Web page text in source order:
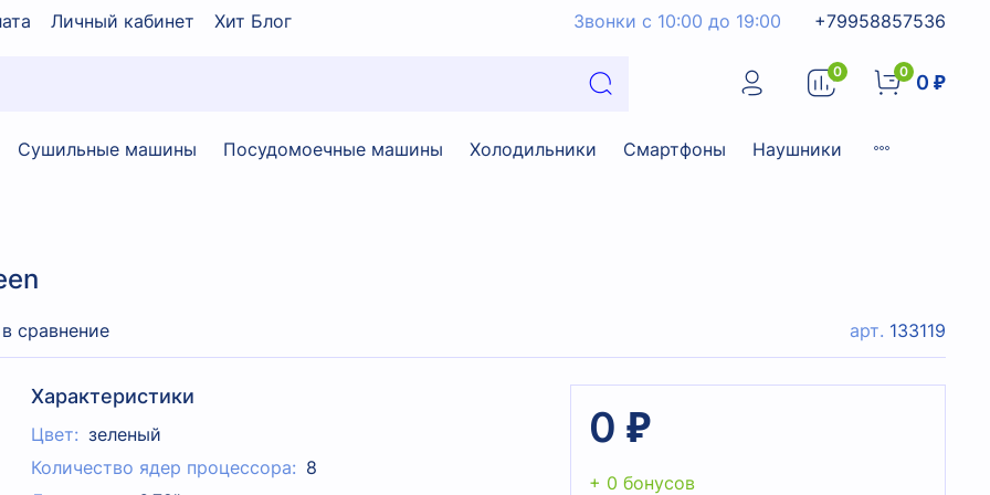
Личный кабинет Хит Блог Звонки с 10:00 до 19:00 +79958857536
0 0 0 ₽
Сушильные машины Посудомоечные машины Холодильники Смартфоны Наушники
сравнение арт. 133119
Характеристики
Цвет: зеленый
Количество ядер процессора: 8
0 ₽
+ 0 бонусов